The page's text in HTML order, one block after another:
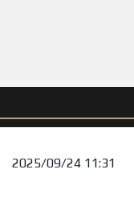
2025/09/24 11:31